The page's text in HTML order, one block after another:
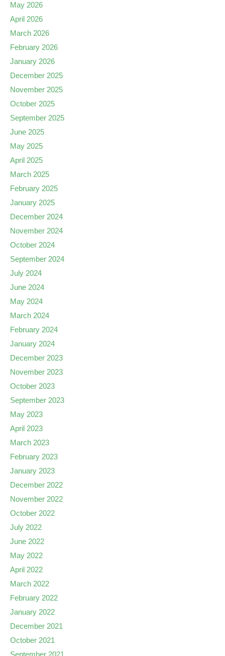
May 2026
April 2026
March 2026
February 2026
January 2026
December 2025
November 2025
October 2025
September 2025
June 2025
May 2025
April 2025
March 2025
February 2025
January 2025
December 2024
November 2024
October 2024
September 2024
July 2024
June 2024
May 2024
March 2024
February 2024
January 2024
December 2023
November 2023
October 2023
September 2023
May 2023
April 2023
March 2023
February 2023
January 2023
December 2022
November 2022
October 2022
July 2022
June 2022
May 2022
April 2022
March 2022
February 2022
January 2022
December 2021
October 2021
September 2021